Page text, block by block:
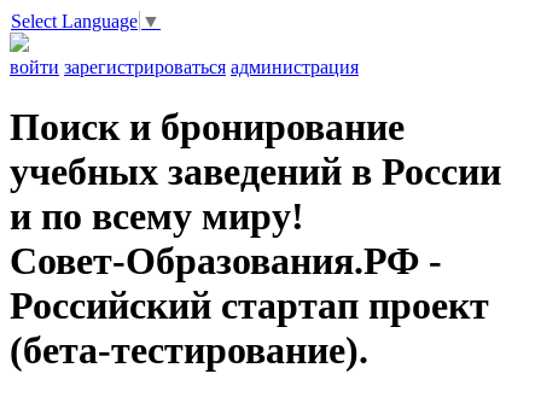
Select Language ▼
войти зарегистрироваться администрация
Поиск и бронирование
учебных заведений в России
и по всему миру!
Совет-Образования.РФ -
Российский стартап проект
(бета-тестирование).